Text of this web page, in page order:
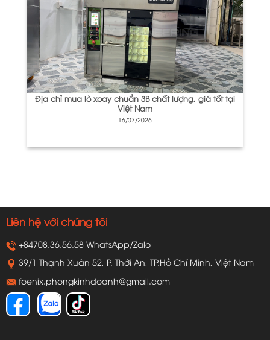
Địa chỉ mua lò xoay chuẩn 3B chất lượng, giá tốt tại
Việt Nam
16/07/2026
Liên hệ với chúng tôi
+84708.36.56.58 WhatsApp/Zalo
39/1 Thạnh Xuân 52, P. Thới An, TP.Hồ Chí Minh, Việt Nam
foenix.phongkinhdoanh@gmail.com